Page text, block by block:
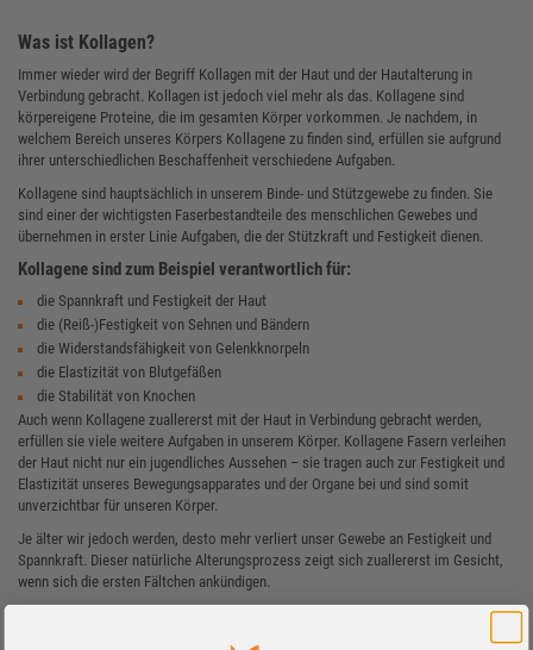
Was ist Kollagen?
Immer wieder wird der Begriff Kollagen mit der Haut und der Hautalterung in
Verbindung gebracht. Kollagen ist jedoch viel mehr als das. Kollagene sind
körpereigene Proteine, die im gesamten Körper vorkommen. Je nachdem, in
welchem Bereich unseres Körpers Kollagene zu finden sind, erfüllen sie aufgrund
ihrer unterschiedlichen Beschaffenheit verschiedene Aufgaben.
Kollagene sind hauptsächlich in unserem Binde- und Stützgewebe zu finden. Sie
sind einer der wichtigsten Faserbestandteile des menschlichen Gewebes und
übernehmen in erster Linie Aufgaben, die der Stützkraft und Festigkeit dienen.
Kollagene sind zum Beispiel verantwortlich für:
die Spannkraft und Festigkeit der Haut
die (Reiß-)Festigkeit von Sehnen und Bändern
die Widerstandsfähigkeit von Gelenkknorpeln
die Elastizität von Blutgefäßen
die Stabilität von Knochen
Auch wenn Kollagene zuallererst mit der Haut in Verbindung gebracht werden,
erfüllen sie viele weitere Aufgaben in unserem Körper. Kollagene Fasern verleihen
der Haut nicht nur ein jugendliches Aussehen – sie tragen auch zur Festigkeit und
Elastizität unseres Bewegungsapparates und der Organe bei und sind somit
unverzichtbar für unseren Körper.
Je älter wir jedoch werden, desto mehr verliert unser Gewebe an Festigkeit und
Spannkraft. Dieser natürliche Alterungsprozess zeigt sich zuallererst im Gesicht,
wenn sich die ersten Fältchen ankündigen.